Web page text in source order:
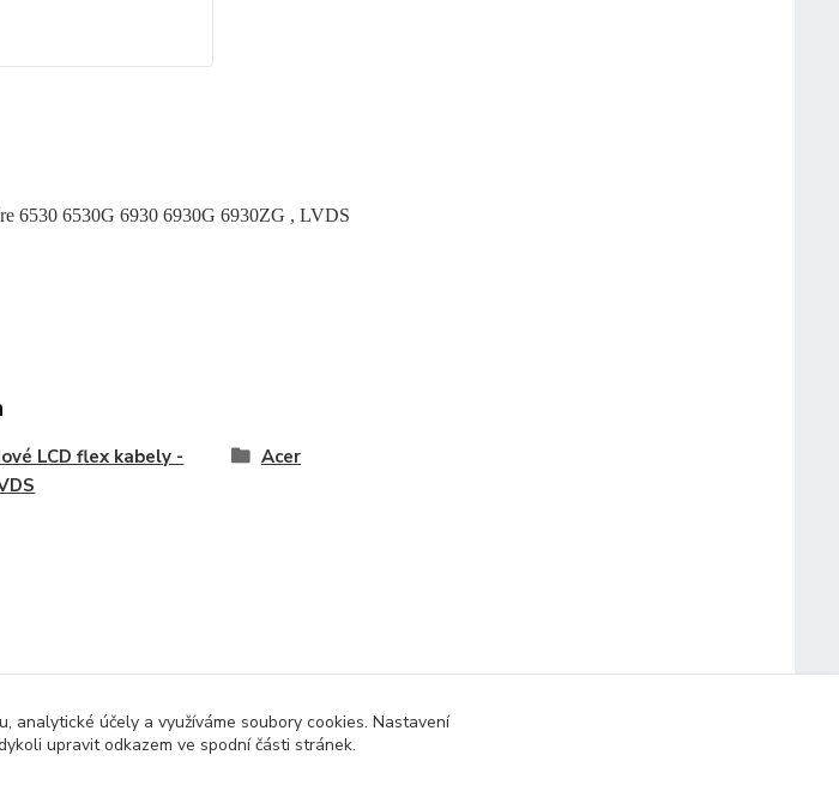
6530 6530G 6930 6930G 6930ZG , LVDS
LCD flex kabely -
Acer
analytické účely a využíváme soubory cookies. Nastavení
upravit odkazem ve spodní části stránek.